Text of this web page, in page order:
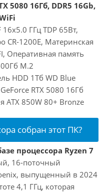
5080 16Гб, DDR5 16Gb,
ГГц TDP 65Вт,
CR-1200E, Материнская
Оперативная память
M.2
HDD 1Тб WD Blue
RTX 5080 16Гб
ATX 850W 80+ Bronze
собран этот ПК?
процессора Ryzen 7
16-поточный
выпущенный в 2024
4,1 ГГц, которая